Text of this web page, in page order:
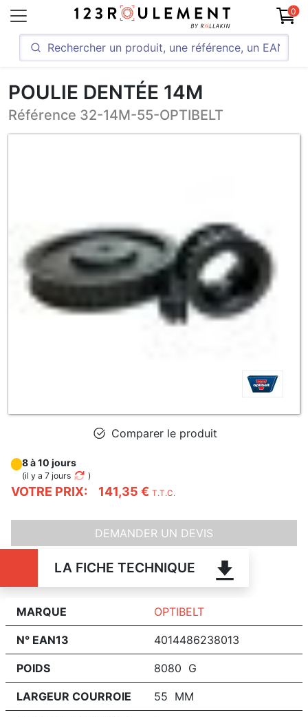
0
POULIE DENTÉE 14M
Référence 32-14M-55-OPTIBELT
Comparer le produit
VOTRE PRIX: 141,35 € T.T.C.
8 à 10 jours
(il y a 7 jours )
DEMANDER UN DEVIS
LA FICHE TECHNIQUE
MARQUE OPTIBELT
N° EAN13 4014486238013
POIDS 8080 G
LARGEUR COURROIE 55 MM